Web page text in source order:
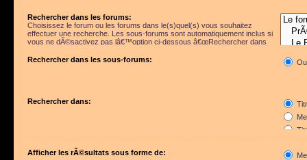
Rechercher dans les forums:
Choisissez le forum ou les forums dans le(s)quel(s) vous souhaitez
effectuer une recherche. Les sous-forums sont automatiquement inclus si
vous ne dÃ©sactivez pas lâ€™option ci-dessous â€œRechercher dans
Rechercher dans les sous-forums:
Rechercher dans:
Afficher les rÃ©sultats sous forme de: